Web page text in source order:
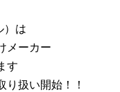
）は
メーカー
す
り扱い開始！！